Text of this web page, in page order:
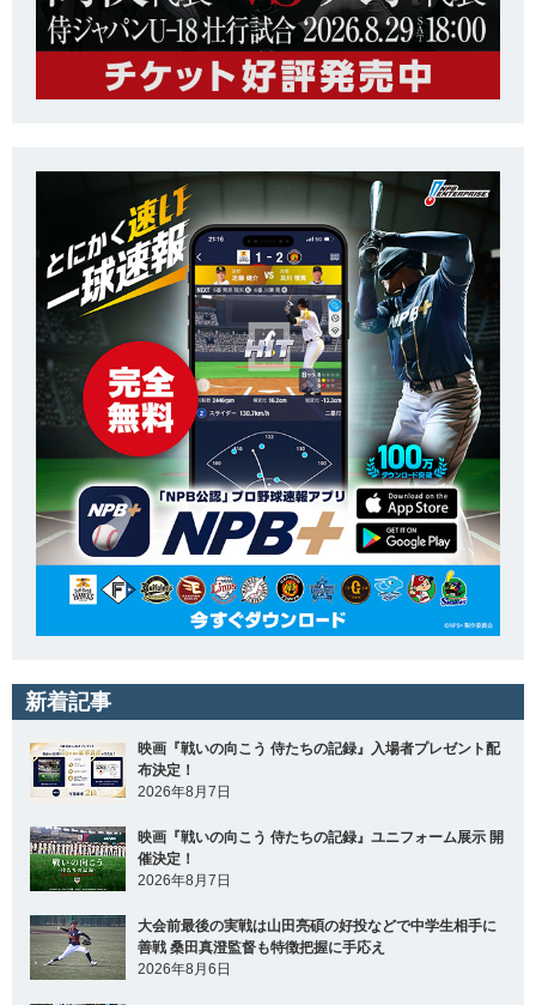
新着記事
映画『戦いの向こう 侍たちの記録』入場者プレゼント配
布決定！
2026年8月7日
映画『戦いの向こう 侍たちの記録』ユニフォーム展示 開
催決定！
2026年8月7日
大会前最後の実戦は山田亮碩の好投などで中学生相手に
善戦 桑田真澄監督も特徴把握に手応え
2026年8月6日